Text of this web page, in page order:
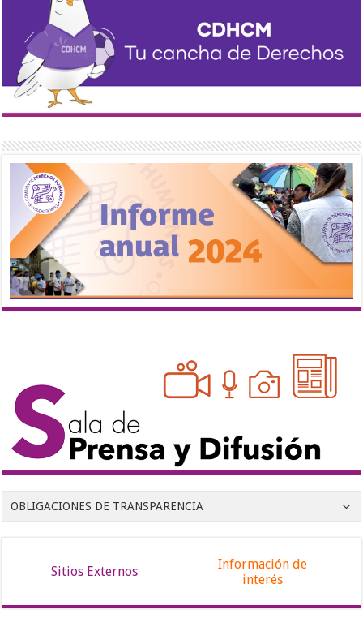
OBLIGACIONES DE TRANSPARENCIA
Sitios Externos
Información de
interés